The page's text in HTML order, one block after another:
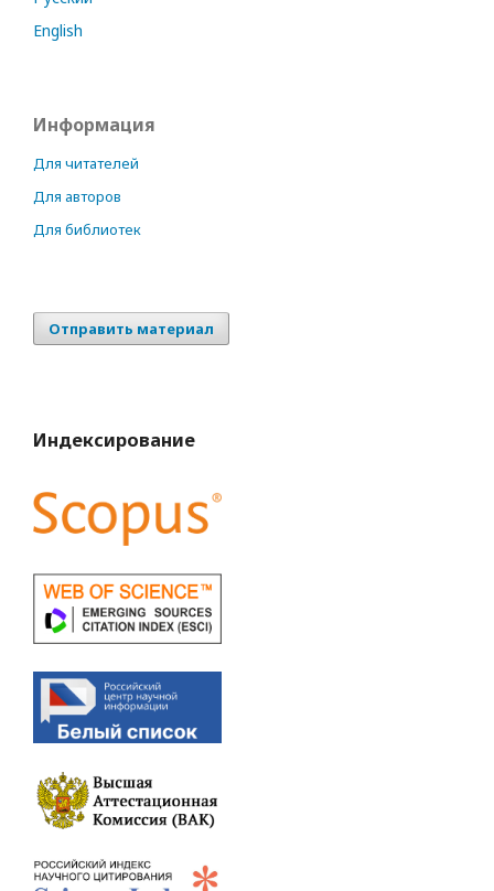
English
Информация
Для читателей
Для авторов
Для библиотек
Отправить материал
Индексирование